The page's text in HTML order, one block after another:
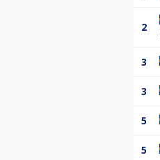
2
3
3
5
5